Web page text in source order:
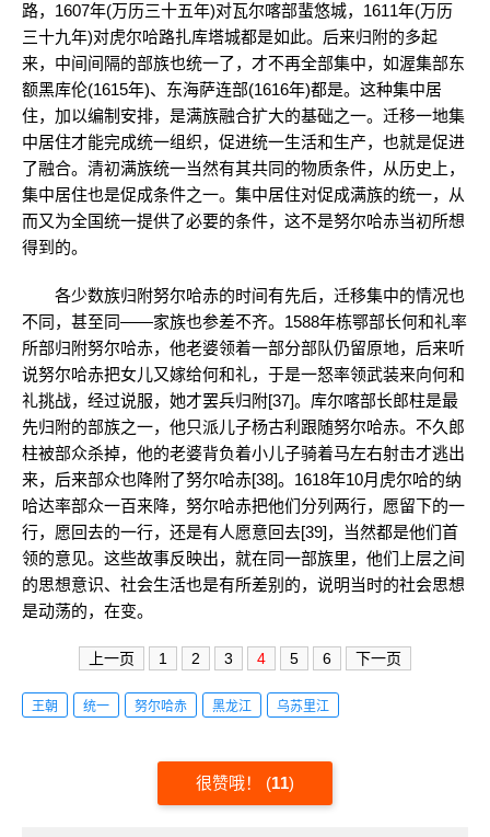
路，1607年(万历三十五年)对瓦尔喀部蜚悠城，1611年(万历
三十九年)对虎尔哈路扎库塔城都是如此。后来归附的多起
来，中间间隔的部族也统一了，才不再全部集中，如渥集部东
额黑库伦(1615年)、东海萨连部(1616年)都是。这种集中居
住，加以编制安排，是满族融合扩大的基础之一。迁移一地集
中居住才能完成统一组织，促进统一生活和生产，也就是促进
了融合。清初满族统一当然有其共同的物质条件，从历史上，
集中居住也是促成条件之一。集中居住对促成满族的统一，从
而又为全国统一提供了必要的条件，这不是努尔哈赤当初所想
得到的。
各少数族归附努尔哈赤的时间有先后，迁移集中的情况也
不同，甚至同——家族也参差不齐。1588年栋鄂部长何和礼率
所部归附努尔哈赤，他老婆领着一部分部队仍留原地，后来听
说努尔哈赤把女儿又嫁给何和礼，于是一怒率领武装来向何和
礼挑战，经过说服，她才罢兵归附[37]。库尔喀部长郎柱是最
先归附的部族之一，他只派儿子杨古利跟随努尔哈赤。不久郎
柱被部众杀掉，他的老婆背负着小儿子骑着马左右射击才逃出
来，后来部众也降附了努尔哈赤[38]。1618年10月虎尔哈的纳
哈达率部众一百来降，努尔哈赤把他们分列两行，愿留下的一
行，愿回去的一行，还是有人愿意回去[39]，当然都是他们首
领的意见。这些故事反映出，就在同一部族里，他们上层之间
的思想意识、社会生活也是有所差别的，说明当时的社会思想
是动荡的，在变。
上一页 1 2 3 4 5 6 下一页
王朝 统一 努尔哈赤 黑龙江 乌苏里江
很赞哦！ (11)